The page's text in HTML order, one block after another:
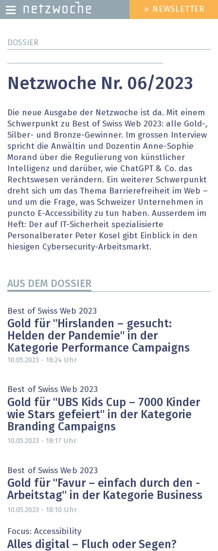
zum
HEADER
MENU
» NEWSLETTER
DOSSIER
Netzwoche Nr. 06/2023
Die neue Ausgabe der Netzwoche ist da. Mit einem
Schwerpunkt zu Best of Swiss Web 2023: alle Gold-,
Silber- und Bronze-Gewinner. Im grossen Interview
spricht die Anwältin und Dozentin Anne-Sophie
Morand über die Regulierung von künstlicher
Intelligenz und darüber, wie ChatGPT & Co. das
Rechtswesen verändern. Ein weiterer Schwerpunkt
dreht sich um das Thema Barrierefreiheit im Web –
und um die Frage, was Schweizer Unternehmen in
puncto E-Accessibility zu tun haben. Ausserdem im
Heft: Der auf IT-Sicherheit spezialisierte
Personalberater Peter Kosel gibt Einblick in den
hiesigen Cybersecurity-Arbeitsmarkt.
AUS DEM DOSSIER
Best of Swiss Web 2023
Gold für "Hirslanden – gesucht:
Helden der Pandemie" in der
Kategorie Performance Campaigns
10.05.2023 - 18:24 Uhr
Best of Swiss Web 2023
Gold für "UBS Kids Cup – 7000 Kinder
wie Stars gefeiert" in der Kategorie
Branding Campaigns
10.05.2023 - 18:17 Uhr
Best of Swiss Web 2023
Gold für "Favur – einfach durch den ­
Arbeitstag" in der Kategorie Business
10.05.2023 - 18:10 Uhr
Focus: Accessibility
Alles digital – Fluch oder Segen?